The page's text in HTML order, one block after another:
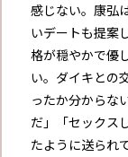
感じない。康弘
いデートも提案
格が穏やかで優
い。ダイキとの
ったか分からな
だ」「セックス
たように送られ